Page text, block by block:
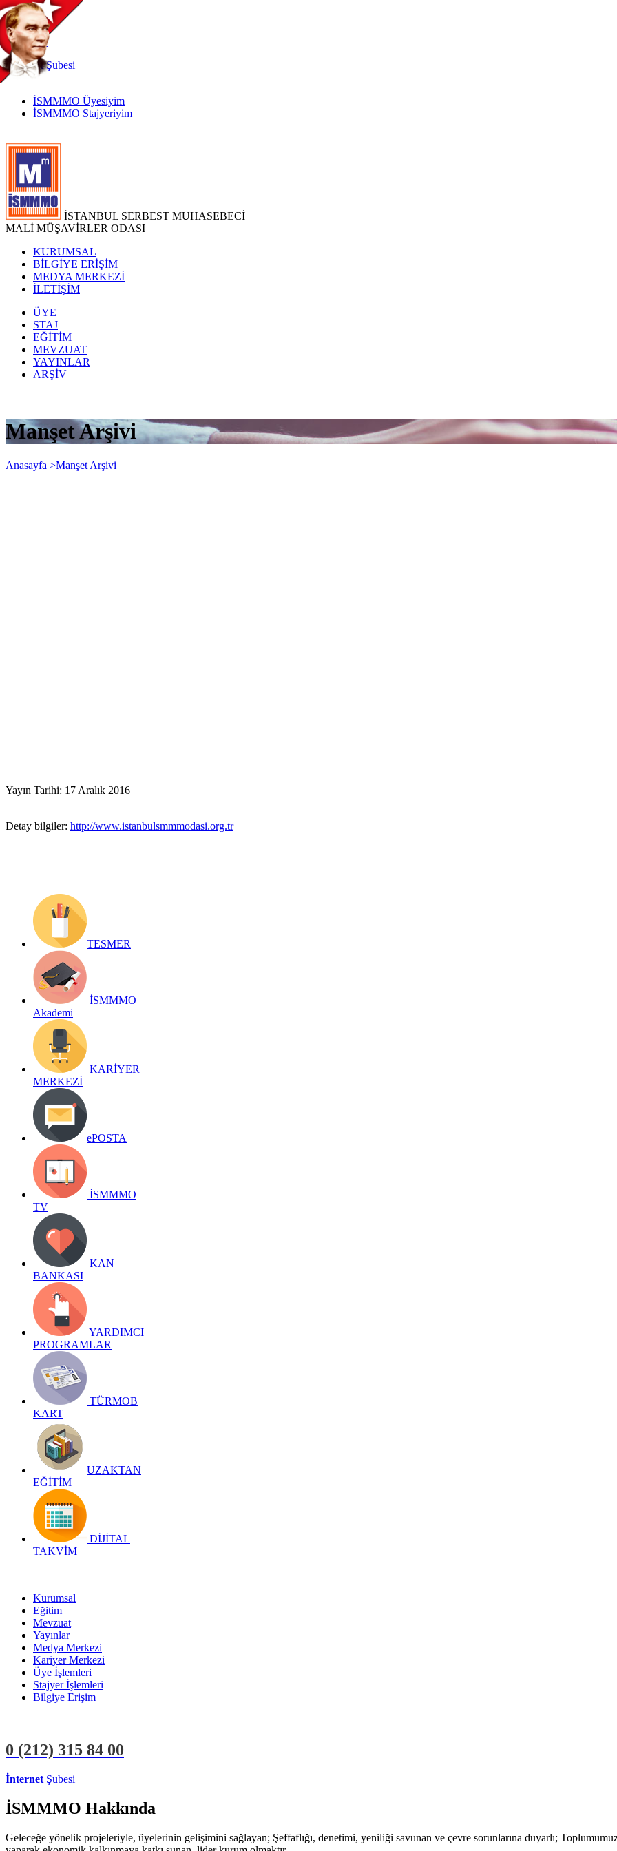
TR
|
EN
İnternetŞubesi
İSMMMO Üyesiyim
İSMMMO Stajyeriyim
İSTANBUL SERBEST MUHASEBECİ
MALİ MÜŞAVİRLER ODASI
KURUMSAL
BİLGİYE ERİŞİM
MEDYA MERKEZİ
İLETİŞİM
ÜYE
STAJ
EĞİTİM
MEVZUAT
YAYINLAR
ARŞİV
Manşet Arşivi
Anasayfa >Manşet Arşivi
Yayın Tarihi: 17 Aralık 2016
Detay bilgiler: http://www.istanbulsmmmodasi.org.tr
TESMER
İSMMMO
Akademi
KARİYER
MERKEZİ
ePOSTA
İSMMMO
TV
KAN
BANKASI
YARDIMCI
PROGRAMLAR
TÜRMOB
KART
UZAKTAN
EĞİTİM
DİJİTAL
TAKVİM
Kurumsal
Eğitim
Mevzuat
Yayınlar
Medya Merkezi
Kariyer Merkezi
Üye İşlemleri
Stajyer İşlemleri
Bilgiye Erişim
0 (212) 315 84 00
İnternet Şubesi
İSMMMO Hakkında
Geleceğe yönelik projeleriyle, üyelerinin gelişimini sağlayan; Şeffaflığı, denetimi, yeniliği savunan ve çevre sorunlarına duyarlı;